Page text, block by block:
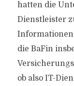
hatten die
Dienstleister
die BaFin
ob also IT-